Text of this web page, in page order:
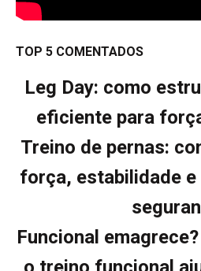
TOP 5 COMENTADOS
Leg Day: como
eficiente para
Treino de pernas:
força, estabilidade
Funcional